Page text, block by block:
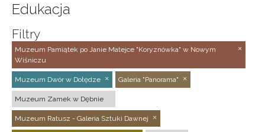
Edukacja
Filtry
Muzeum Pamiątek po Janie Matejce "Koryznówka" w Nowym
Wiśniczu
Muzeum Dwór w Dołędze Galeria "Panorama"
Muzeum Zamek w Dębnie
Muzeum Ratusz - Galeria Sztuki Dawnej